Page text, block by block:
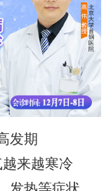
发期
来越寒冷